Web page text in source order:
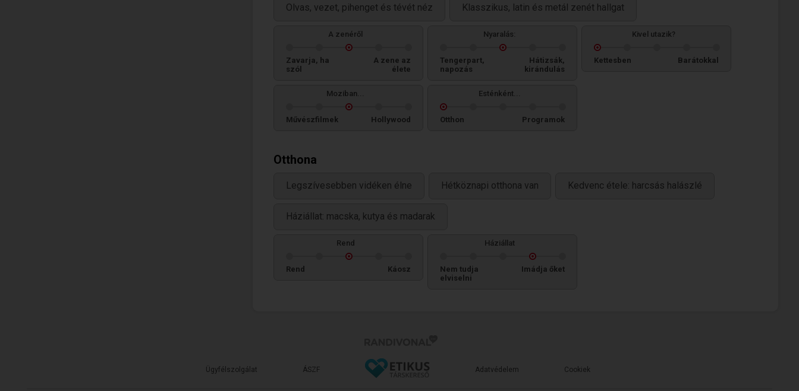
Olvas, vezet, pihenget és tévét néz Klasszikus, latin és metál zenét hallgat
A zenéről
Zavarja, ha
szól
A zene az
élete
Nyaralás:
Tengerpart,
napozás
Hátizsák,
kirándulás
Kivel utazik?
Kettesben Barátokkal
Moziban...
Művészfilmek Hollywood
Esténként...
Otthon Programok
Otthona
Legszívesebben vidéken élne Hétköznapi otthona van Kedvenc étele: harcsás halászlé
Háziállat: macska, kutya és madarak
Rend
Rend Káosz
Háziállat
Nem tudja
elviselni
Imádja őket
Ügyfélszolgálat ÁSZF Adatvédelem Cookiek